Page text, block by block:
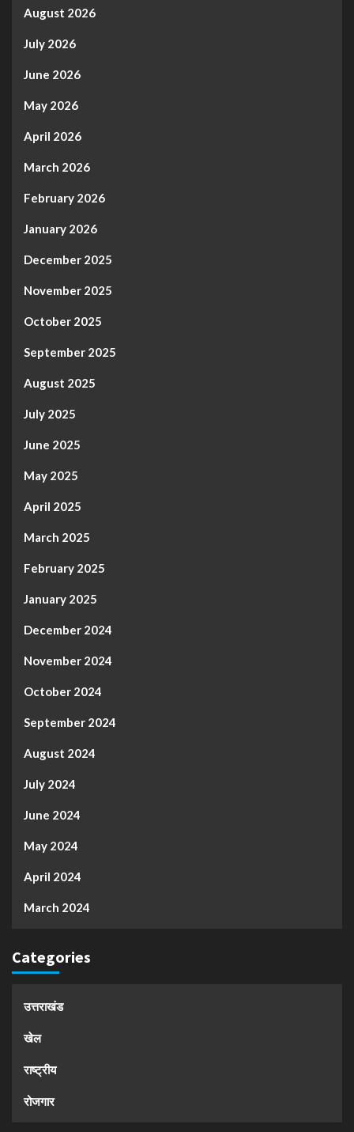
August 2026
July 2026
June 2026
May 2026
April 2026
March 2026
February 2026
January 2026
December 2025
November 2025
October 2025
September 2025
August 2025
July 2025
June 2025
May 2025
April 2025
March 2025
February 2025
January 2025
December 2024
November 2024
October 2024
September 2024
August 2024
July 2024
June 2024
May 2024
April 2024
March 2024
Categories
उत्तराखंड
खेल
राष्ट्रीय
रोजगार